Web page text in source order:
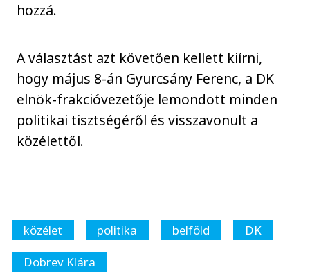
hozzá.
A választást azt követően kellett kiírni,
hogy május 8-án Gyurcsány Ferenc, a DK
elnök-frakcióvezetője lemondott minden
politikai tisztségéről és visszavonult a
közélettől.
közélet politika belföld
DK
Dobrev Klára